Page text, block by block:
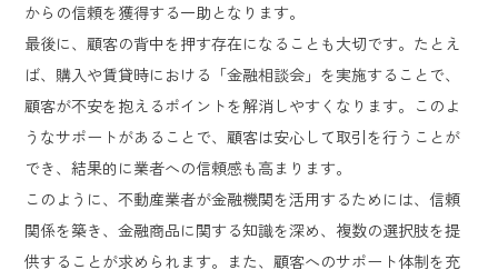
からの信頼を獲得する一助となります。
最後に、顧客の背中を押す存在になることも大切です。たとえ
ば、購入や賃貸時における「金融相談会」を実施することで、
顧客が不安を抱えるポイントを解消しやすくなります。このよ
うなサポートがあることで、顧客は安心して取引を行うことが
でき、結果的に業者への信頼感も高まります。
このように、不動産業者が金融機関を活用するためには、信頼
関係を築き、金融商品に関する知識を深め、複数の選択肢を提
供することが求められます。また、顧客へのサポート体制を充